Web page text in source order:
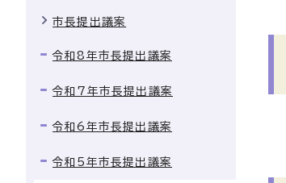
市長提出議案
令和8年市長提出議案
令和7年市長提出議案
令和6年市長提出議案
令和5年市長提出議案